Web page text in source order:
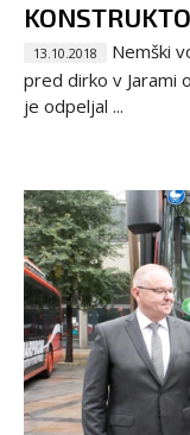
13.10.2018
Nemški
pred dirko v Jarami
je odpeljal ...